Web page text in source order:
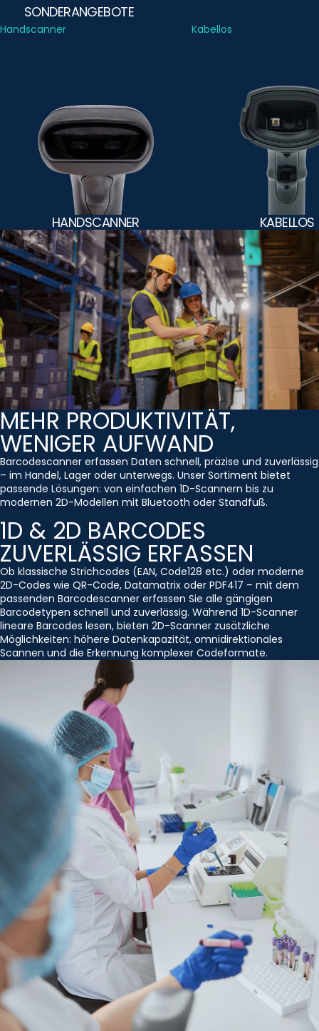
SONDERANGEBOTE
Handscanner
HANDSCANNER
Kabellos
KABELLOS
MEHR PRODUKTIVITÄT,
WENIGER AUFWAND
Barcodescanner erfassen Daten schnell, präzise und zuverlässig
– im Handel, Lager oder unterwegs. Unser Sortiment bietet
passende Lösungen: von einfachen 1D-Scannern bis zu
modernen 2D-Modellen mit Bluetooth oder Standfuß.
1D & 2D BARCODES
ZUVERLÄSSIG ERFASSEN
Ob klassische Strichcodes (EAN, Code128 etc.) oder moderne
2D-Codes wie QR-Code, Datamatrix oder PDF417 – mit dem
passenden Barcodescanner erfassen Sie alle gängigen
Barcodetypen schnell und zuverlässig. Während 1D-Scanner
lineare Barcodes lesen, bieten 2D-Scanner zusätzliche
Möglichkeiten: höhere Datenkapazität, omnidirektionales
Scannen und die Erkennung komplexer Codeformate.